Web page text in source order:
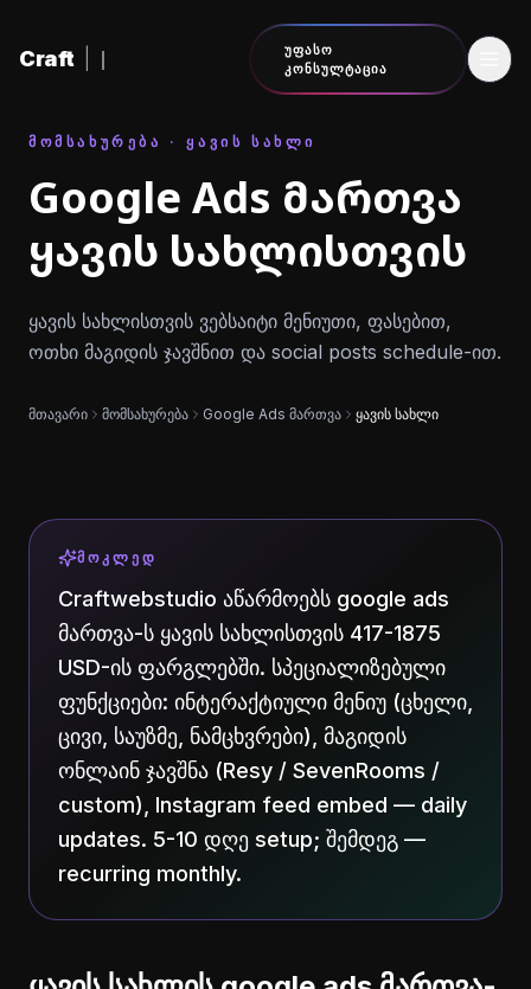
Craft
ᲣᲤᲐᲡᲝ
ᲙᲝᲜᲡᲣᲚᲢᲐᲪᲘᲐ
ᲛᲝᲛᲡᲐᲮᲣᲠᲔᲑᲐ · ᲧᲐᲕᲘᲡ ᲡᲐᲮᲚᲘ
Google Ads მართვა
ყავის სახლისთვის
ყავის სახლისთვის ვებსაიტი მენიუთი, ფასებით,
ოთხი მაგიდის ჯავშნით და social posts schedule-ით.
მთავარი მომსახურება Google Ads მართვა ყავის სახლი
ᲛᲝᲙᲚᲔᲓ
Craftwebstudio აწარმოებს google ads
მართვა-ს ყავის სახლისთვის 417-1875
USD-ის ფარგლებში. სპეციალიზებული
ფუნქციები: ინტერაქტიული მენიუ (ცხელი,
ცივი, საუზმე, ნამცხვრები), მაგიდის
ონლაინ ჯავშნა (Resy / SevenRooms /
custom), Instagram feed embed — daily
updates. 5-10 დღე setup; შემდეგ —
recurring monthly.